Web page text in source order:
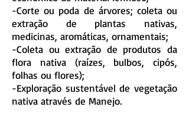
-Corte ou poda de árvores; coleta ou
extração de plantas nativas,
medicinas, aromáticas, ornamentais;
-Coleta ou extração de produtos da
flora nativa (raízes, bulbos, cipós,
folhas ou flores);
-Exploração sustentável de vegetação
nativa através de Manejo.